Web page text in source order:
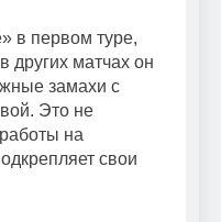
в первом туре,
других матчах он
замахи с
Это не
на
свои